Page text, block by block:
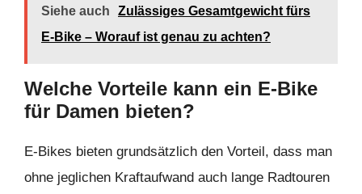
Siehe auch
Zulässiges Gesamtgewicht fürs
E-Bike – Worauf ist genau zu achten?
Welche Vorteile kann ein E-Bike
für Damen bieten?
E-Bikes bieten grundsätzlich den Vorteil, dass man
ohne jeglichen Kraftaufwand auch lange Radtouren